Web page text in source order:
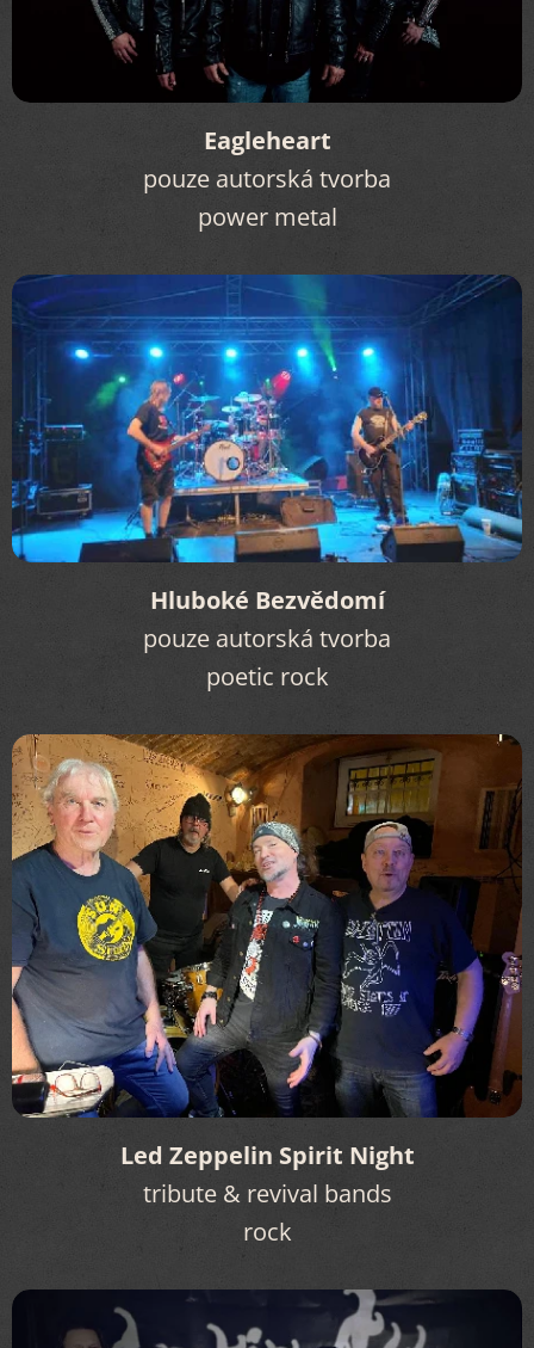
Eagleheart
pouze autorská tvorba
power metal
Hluboké Bezvědomí
pouze autorská tvorba
poetic rock
Led Zeppelin Spirit Night
tribute & revival bands
rock